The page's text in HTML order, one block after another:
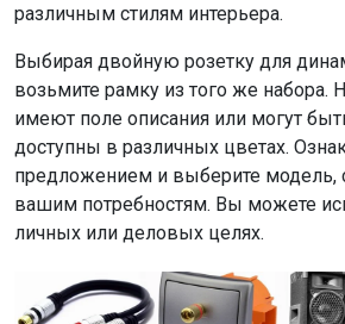
различным стилям интерьера.
Выбирая двойную розетку для
возьмите рамку из того же набора.
имеют поле описания или могут
доступны в различных цветах.
предложением и выберите модель,
вашим потребностям. Вы можете
личных или деловых целях.